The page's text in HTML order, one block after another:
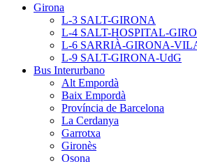
Girona
L-3 SALT-GIRONA
L-4 SALT-HOSPITAL-
L-6 SARRIÀ-GIRONA-
L-9 SALT-GIRONA-UdG
Bus Interurbano
Alt Empordà
Baix Empordà
Província de Barcelona
La Cerdanya
Garrotxa
Gironès
Osona